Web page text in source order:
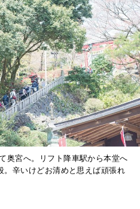
奥宮へ。リフト降車駅から本堂へ
。辛いけどお清めと思えば頑張れ